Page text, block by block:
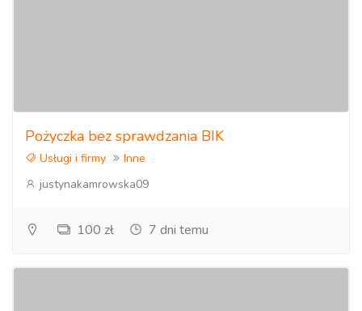
Pożyczka bez sprawdzania BIK
Usługi i firmy
Inne
justynakamrowska09
100 zł 7 dni temu